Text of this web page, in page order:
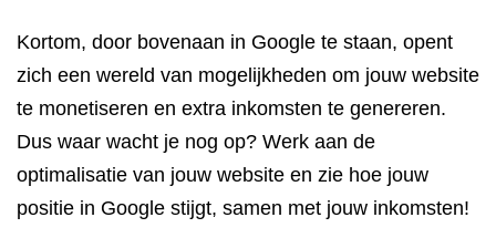
Kortom, door bovenaan in Google te staan, opent
zich een wereld van mogelijkheden om jouw website
te monetiseren en extra inkomsten te genereren.
Dus waar wacht je nog op? Werk aan de
optimalisatie van jouw website en zie hoe jouw
positie in Google stijgt, samen met jouw inkomsten!